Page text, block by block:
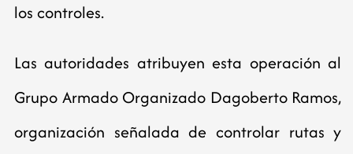
los controles.
Las autoridades atribuyen esta operación al
Grupo Armado Organizado Dagoberto Ramos,
organización señalada de controlar rutas y